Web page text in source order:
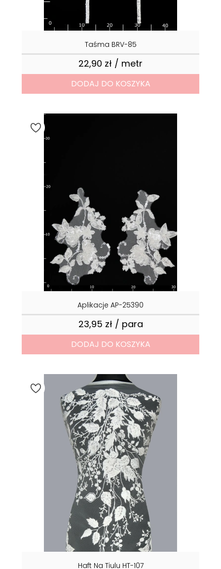
Taśma BRV-85
22,90 zł / metr
DODAJ DO KOSZYKA
Aplikacje AP-25390
23,95 zł / paraCena
DODAJ DO KOSZYKA
Haft Na Tiulu HT-107